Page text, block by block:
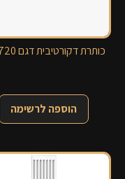
כותרת דקורטיבית דגם 2720-A
הוספה לרשימה